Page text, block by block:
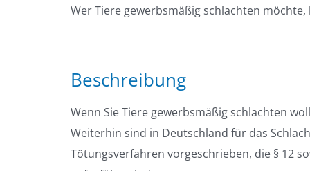
Wer Tiere gewerbsmäßig schlachten
Beschreibung
Wenn Sie Tiere gewerbsmäßig schlachten
Weiterhin sind in Deutschland für das
Tötungsverfahren vorgeschrieben, die § 12